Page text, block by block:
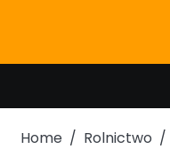
Home Rolnictwo